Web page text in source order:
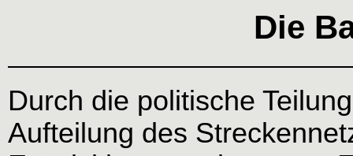
Die
Durch die politische
Aufteilung des